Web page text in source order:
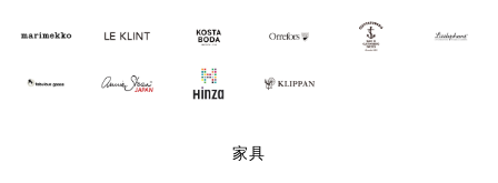
家具